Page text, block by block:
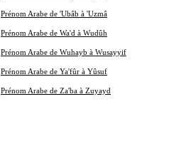
Prénom Arabe de 'Ubâb à 'Uzmâ
Prénom Arabe de Wa'd à Wudûh
Prénom Arabe de Wuhayb à Wusayyif
Prénom Arabe de Ya'fûr à Yûsuf
Prénom Arabe de Za'ba à Zuyayd